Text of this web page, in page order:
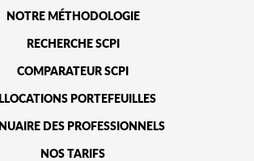
NOTRE MÉTHODOLOGIE
RECHERCHE SCPI
COMPARATEUR SCPI
PORTEFEUILLES
DES PROFESSIONNELS
NOS TARIFS